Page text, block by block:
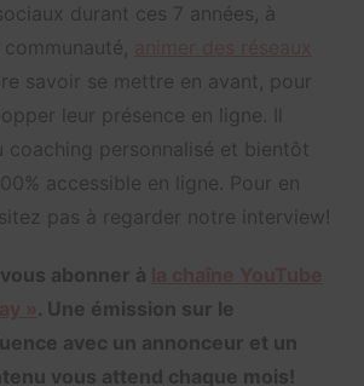
durant ces 7 années, à
savoir se mettre en avant, pour
leur présence en ligne. Il
coaching personnalisé et bientôt
accessible en ligne. Pour en
pas à regarder notre interview!
abonner à
. Une émission sur le
avec un annonceur et un
vous attend chaque mois!